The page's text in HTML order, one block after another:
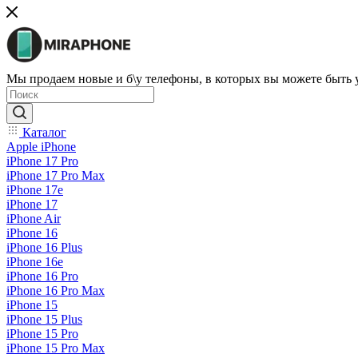
Мы продаем новые и б\у телефоны, в которых вы можете быть
Каталог
Apple iPhone
iPhone 17 Pro
iPhone 17 Pro Max
iPhone 17e
iPhone 17
iPhone Air
iPhone 16
iPhone 16 Plus
iPhone 16e
iPhone 16 Pro
iPhone 16 Pro Max
iPhone 15
iPhone 15 Plus
iPhone 15 Pro
iPhone 15 Pro Max